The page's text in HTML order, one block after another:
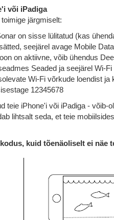
või iPadiga
järgmiselt:
on sisse lülitatud (kas
seejärel avage Mobile
on aktiivne, võib ühendus
Seaded ja seejärel Wi-
Wi-Fi võrkude loendist
12345678
teie iPhone'i või iPadiga -
lihtsalt seda, et teie
kuid tõenäoliselt ei näe